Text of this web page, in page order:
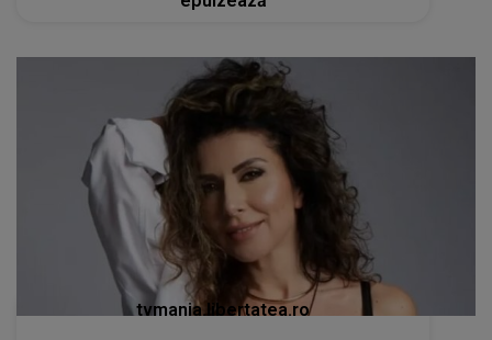
tvmania.libertatea.ro